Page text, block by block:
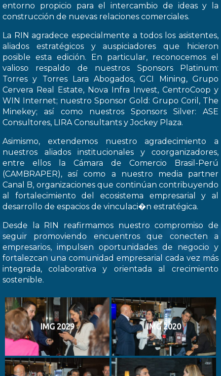
entorno propicio para el intercambio de ideas y la
construcción de nuevas relaciones comerciales.
La RIN agradece especialmente a todos los asistentes,
aliados estratégicos y auspiciadores que hicieron
posible esta edición. En particular, reconocemos el
valioso respaldo de nuestros Sponsors Platinum:
Torres y Torres Lara Abogados, GCI Mining, Grupo
Cervera Real Estate, Nova Infra Invest, CentroCoop y
WIN Internet; nuestro Sponsor Gold: Grupo Coril, The
Minekey; así como nuestros Sponsors Silver: ASE
Consultores, LIRA Consultants y Jockey Plaza.
Asimismo, extendemos nuestro agradecimiento a
nuestros aliados institucionales y coorganizadores,
entre ellos la Cámara de Comercio Brasil-Perú
(CAMBRAPER), así como a nuestro media partner
Canal B, organizaciones que continúan contribuyendo
al fortalecimiento del ecosistema empresarial y al
desarrollo de espacios de vinculaci�n estratégica.
Desde la RIN reafirmamos nuestro compromiso de
seguir promoviendo encuentros que conecten a
empresarios, impulsen oportunidades de negocio y
fortalezcan una comunidad empresarial cada vez más
integrada, colaborativa y orientada al crecimiento
sostenible.
IMG 2029 IMG 2020